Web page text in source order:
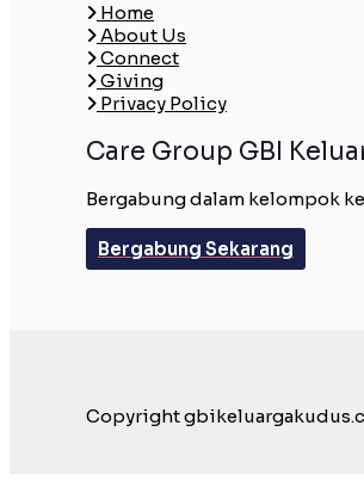
Home
About Us
Connect
Giving
Privacy Policy
Care Group GBI
Bergabung dalam kelompok
Bergabung Sekarang
Copyright